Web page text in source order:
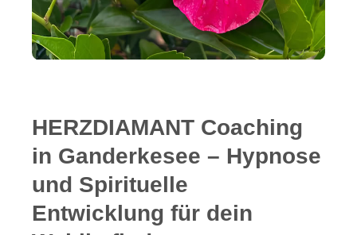
HERZDIAMANT Coaching
in Ganderkesee – Hypnose
und Spirituelle
Entwicklung für dein